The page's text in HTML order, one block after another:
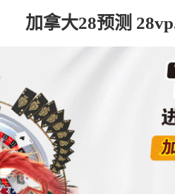
加拿大28预测